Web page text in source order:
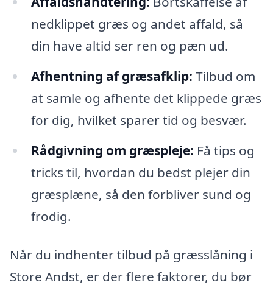
nedklippet græs og andet affald, så
din have altid ser ren og pæn ud.
Afhentning af græsafklip: Tilbud om
at samle og afhente det klippede græs
for dig, hvilket sparer tid og besvær.
Rådgivning om græspleje: Få tips og
tricks til, hvordan du bedst plejer din
græsplæne, så den forbliver sund og
frodig.
Når du indhenter tilbud på græsslåning i
Store Andst, er der flere faktorer, du bør